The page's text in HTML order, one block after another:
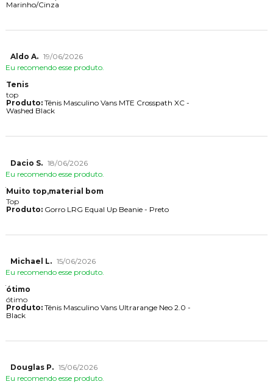
Marinho/Cinza
Aldo A. 19/06/2026
Eu recomendo esse produto.
Tenis
top
Produto:Tênis Masculino Vans MTE Crosspath XC -
Washed Black
Dacio S. 18/06/2026
Eu recomendo esse produto.
Muito top,material bom
Top
Produto:Gorro LRG Equal Up Beanie - Preto
Michael L. 15/06/2026
Eu recomendo esse produto.
ótimo
ótimo
Produto:Tênis Masculino Vans Ultrarange Neo 2.0 -
Black
Douglas P. 15/06/2026
Eu recomendo esse produto.